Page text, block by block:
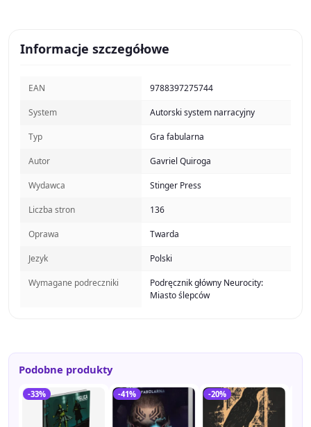
Informacje szczegółowe
EAN 9788397275744
System Autorski system narracyjny
Typ Gra fabularna
Autor Gavriel Quiroga
Wydawca Stinger Press
Liczba stron 136
Oprawa Twarda
Jezyk Polski
Wymagane podreczniki
Podręcznik główny Neurocity:
Miasto ślepców
Podobne produkty
-33% -41% -20%